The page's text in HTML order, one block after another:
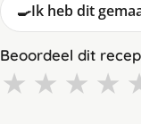
🍳Ik heb dit
Beoordeel dit
★ ★ ★ ★